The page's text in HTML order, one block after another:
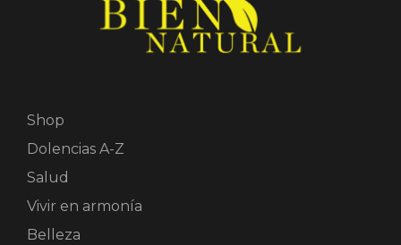
Shop
Dolencias A-Z
Salud
Vivir en armonía
Belleza